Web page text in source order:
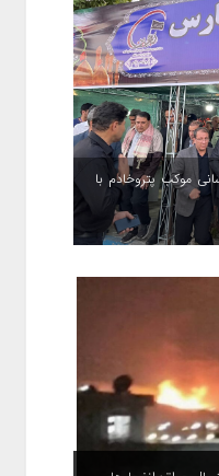
موکب پتروخادم با